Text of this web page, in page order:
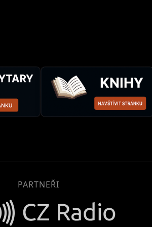
PARTNEŘI